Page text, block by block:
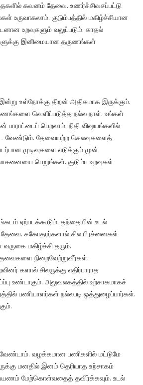
கவனம் தேவை. உணர்ச்சிவசப்பட்டு
உருவாகலாம். குடும்பத்தில் மகிழ்ச்சியான
உறவுகளும் வலுப்படும். காதல்
இனிமையான தருணங்கள்
இன்று உள்நோக்கு திறன் அதிகமாக இருக்கும்.
வெளிப்படுத்த நல்ல நாள். உங்கள்
பெறலாம். நிதி விஷயங்களில்
வேண்டும். தேவையற்ற செலவுகளைத்
முடிவுகளை எடுக்கும் முன்
பெறுங்கள். குடும்ப உறவுகள்
ஏற்படக்கூடும். தந்தையின் உடல்
சகோதரர்களால் சில பிரச்னைகள்
மகிழ்ச்சி தரும்.
நிறைவேற்றுவீர்கள்.
களால் சிலருக்கு எதிர்பாராத
உண்டாகும். அலுவலகத்தில் உற்சாகமாகச்
பணியாளர்கள் நல்லபடி ஒத்துழைப்பார்கள்.
வழக்கமான பணிகளில் மட்டுமே
மனதில் இனம் தெரியாத உற்சாகம்
பயணம் மேற்கொள்வதைத் தவிர்க்கவும். உடல்